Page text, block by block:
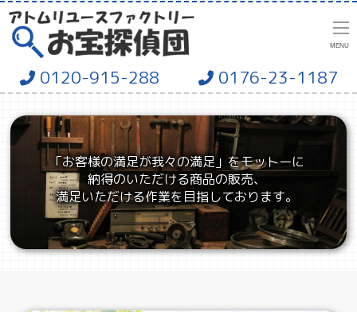
0120-915-288 0176-23-1187
MENU
「お客様の満足が我々の満足」をモットーに
納得のいただける商品の販売、
満足いただける作業を目指しております。